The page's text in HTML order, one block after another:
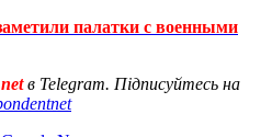
палатки с военными
в Telegram. Підписуйтесь на